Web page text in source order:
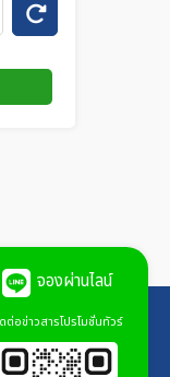
จองผ่านไลน์
ต่อข่าวสารโปรโมชั่นทัวร์